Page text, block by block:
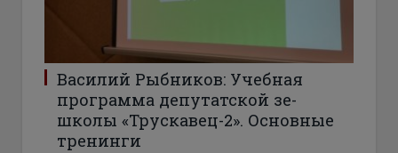
Василий Рыбников: Учебная
программа депутатской зе-
школы «Трускавец-2». Основные
тренинги